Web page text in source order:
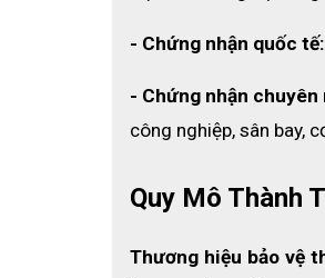
- Quy cách đóng gói:
Khả năng giảm tiếng ồn:
- Tiêu chuẩn: EN 352-2,
- Chứng nhận quốc tế:
- Chứng nhận chuyên
công nghiệp, sân bay,
Quy Mô Thành
Thương hiệu bảo vệ